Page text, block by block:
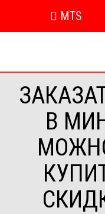
MTS
В